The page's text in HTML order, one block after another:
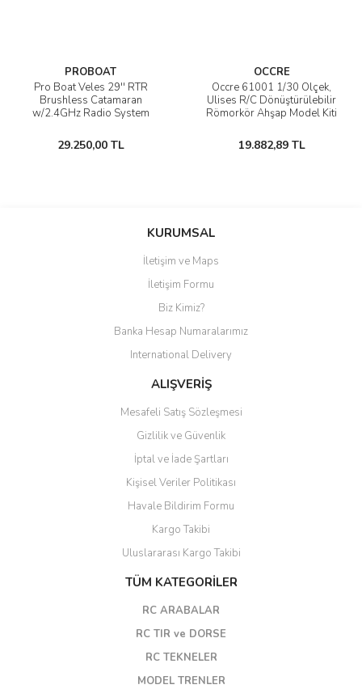
PROBOAT
Pro Boat Veles 29'' RTR
Brushless Catamaran
w/2.4GHz Radio System
29.250,00 TL
OCCRE
Occre 61001 1/30 Ölçek,
Ulises R/C Dönüştürülebilir
Römorkör Ahşap Model Kiti
19.882,89 TL
KURUMSAL
İletişim ve Maps
İletişim Formu
Biz Kimiz?
Banka Hesap Numaralarımız
International Delivery
ALIŞVERİŞ
Mesafeli Satış Sözleşmesi
Gizlilik ve Güvenlik
İptal ve İade Şartları
Kişisel Veriler Politikası
Havale Bildirim Formu
Kargo Takibi
Uluslararası Kargo Takibi
TÜM KATEGORİLER
RC ARABALAR
RC TIR ve DORSE
RC TEKNELER
MODEL TRENLER